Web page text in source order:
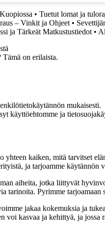
• Tuetut lomat ja
– Vinkit ja Ohjeet •
ja Tärkeät Matkustustiedot •
on erilaista.
mukaisesti.
käyttöehtomme ja
kaiken, mitä tarvitset
ja tarjoamme
aiheita, jotka liittyvät
tarinoita. Pyrimme
jakaa kokemuksia ja
voi kasvaa ja kehittyä, ja jossa